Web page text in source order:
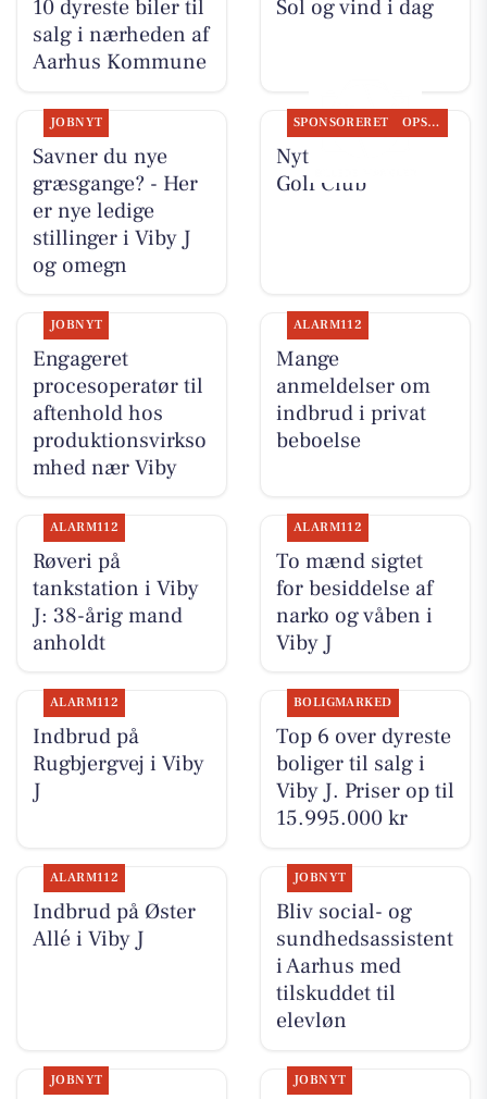
10 dyreste biler til
salg i nærheden af
Aarhus Kommune
Sol og vind i dag
JOBNYT
Savner du nye
græsgange? - Her
er nye ledige
stillinger i Viby J
og omegn
SPONSORERET OPSLAGSTAVLEN
Nyt fra Aarhus
Golf Club
JOBNYT
Engageret
procesoperatør til
aftenhold hos
produktionsvirkso
mhed nær Viby
ALARM112
Mange
anmeldelser om
indbrud i privat
beboelse
ALARM112
Røveri på
tankstation i Viby
J: 38-årig mand
anholdt
ALARM112
To mænd sigtet
for besiddelse af
narko og våben i
Viby J
ALARM112
Indbrud på
Rugbjergvej i Viby
J
BOLIGMARKED
Top 6 over dyreste
boliger til salg i
Viby J. Priser op til
15.995.000 kr
ALARM112
Indbrud på Øster
Allé i Viby J
JOBNYT
Bliv social- og
sundhedsassistent
i Aarhus med
tilskuddet til
elevløn
JOBNYT JOBNYT